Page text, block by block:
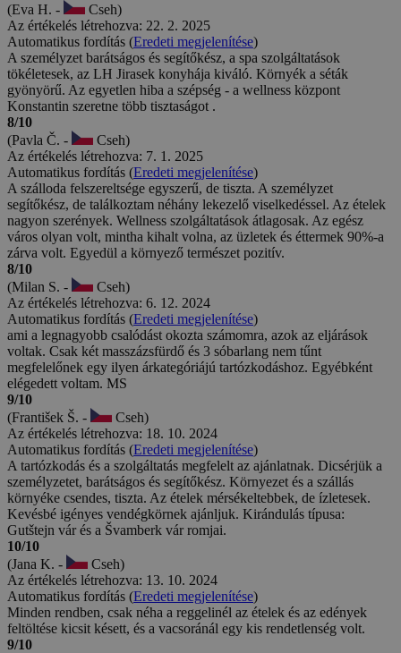
(Eva H. -
Cseh)
Az értékelés létrehozva: 22. 2. 2025
Automatikus fordítás (Eredeti megjelenítése)
A személyzet barátságos és segítőkész, a spa szolgáltatások
tökéletesek, az LH Jirasek konyhája kiváló. Környék a séták
gyönyörű. Az egyetlen hiba a szépség - a wellness központ
Konstantin szeretne több tisztaságot .
8/10
(Pavla Č. -
Cseh)
Az értékelés létrehozva: 7. 1. 2025
Automatikus fordítás (Eredeti megjelenítése)
A szálloda felszereltsége egyszerű, de tiszta. A személyzet
segítőkész, de találkoztam néhány lekezelő viselkedéssel. Az ételek
nagyon szerények. Wellness szolgáltatások átlagosak. Az egész
város olyan volt, mintha kihalt volna, az üzletek és éttermek 90%-a
zárva volt. Egyedül a környező természet pozitív.
8/10
(Milan S. -
Cseh)
Az értékelés létrehozva: 6. 12. 2024
Automatikus fordítás (Eredeti megjelenítése)
ami a legnagyobb csalódást okozta számomra, azok az eljárások
voltak. Csak két masszázsfürdő és 3 sóbarlang nem tűnt
megfelelőnek egy ilyen árkategóriájú tartózkodáshoz. Egyébként
elégedett voltam. MS
9/10
(František Š. -
Cseh)
Az értékelés létrehozva: 18. 10. 2024
Automatikus fordítás (Eredeti megjelenítése)
A tartózkodás és a szolgáltatás megfelelt az ajánlatnak. Dicsérjük a
személyzetet, barátságos és segítőkész. Környezet és a szállás
környéke csendes, tiszta. Az ételek mérsékeltebbek, de ízletesek.
Kevésbé igényes vendégkörnek ajánljuk. Kirándulás típusa:
Gutštejn vár és a Švamberk vár romjai.
10/10
(Jana K. -
Cseh)
Az értékelés létrehozva: 13. 10. 2024
Automatikus fordítás (Eredeti megjelenítése)
Minden rendben, csak néha a reggelinél az ételek és az edények
feltöltése kicsit késett, és a vacsoránál egy kis rendetlenség volt.
9/10